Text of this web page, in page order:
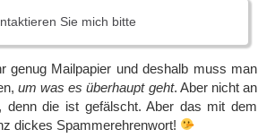
Sie mich bitte
genug Mailpapier und deshalb muss man
um was es überhaupt geht. Aber nicht an
denn die ist gefälscht. Aber das mit dem
dickes Spammerehrenwort!